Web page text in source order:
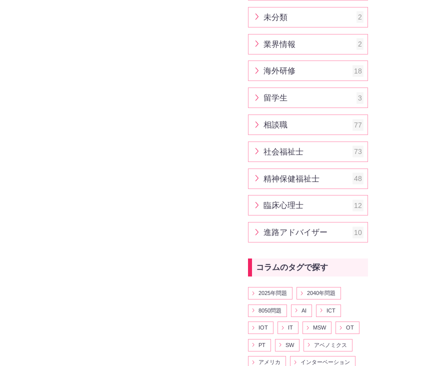
未分類 2
業界情報 2
海外研修 18
留学生 3
相談職 77
社会福祉士 73
精神保健福祉士 48
臨床心理士 12
進路アドバイザー 10
コラムのタグで探す
2025年問題 2040年問題
8050問題 AI ICT
IOT IT MSW OT
PT SW アベノミクス
アメリカ インターベーション